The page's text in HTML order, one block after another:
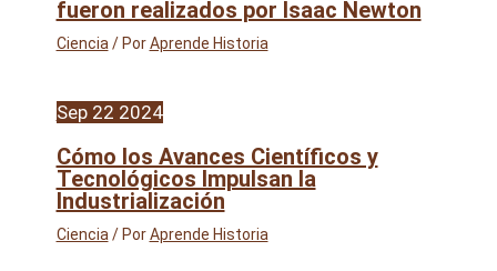
fueron realizados por Isaac Newton
Ciencia / PorAprende Historia
Sep 22 2024
Cómo los Avances Científicos y
Tecnológicos Impulsan la
Industrialización
Ciencia / PorAprende Historia